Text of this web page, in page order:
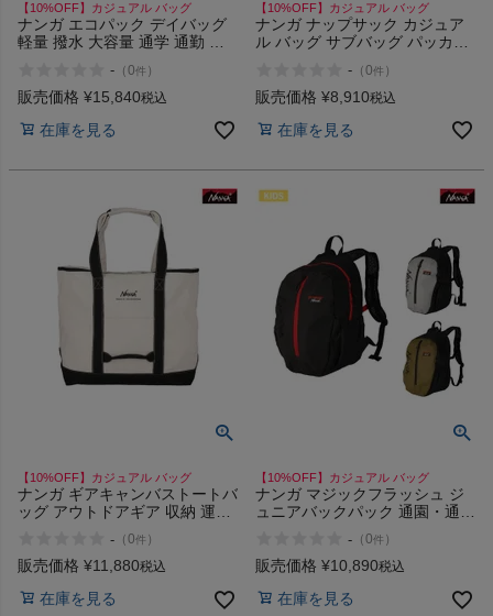
メンズカジュアルウェア
レディースカジュアルウェア
メンズスポーツウェア
レディーススポーツウェア
スポーツシューズ
キャンプ・フェス
旅行
【10%OFF】カジュアル バッグ
ナンガ エコパック デイバッグ
軽量 撥水 大容量 通学 通勤 日
NANGA UR ECOPAK DAY BAG
20L
- （0件 ）
販売価格 ¥15,840税込
在庫を見る
【10%OFF】カジュアル バッグ
ナンガ ナップサック カジュア
ル バッグ サブバッグ パッカブ
Fibermax TUL- （0件 ）
販売価格 ¥8,910税込
在庫を見る
【10%OFF】カジュアル バッグ
ナンガ ギアキャンバストートバ
ッグ アウトドアギア 収納 運搬
アル バッグ NANGA GEAR
CANVAS TOTE BAG
- （0件 ）
販売価格 ¥11,880税込
在庫を見る
【10%OFF】カジュアル バッグ
ナンガ マジックフラッシュ ジ
ュニアバックパック 通園・通学
ジュアル バッグ リュック
NANGA MAGIC FLASH Jr.
- （0件 ）
販売価格 ¥10,890税込
在庫を見る